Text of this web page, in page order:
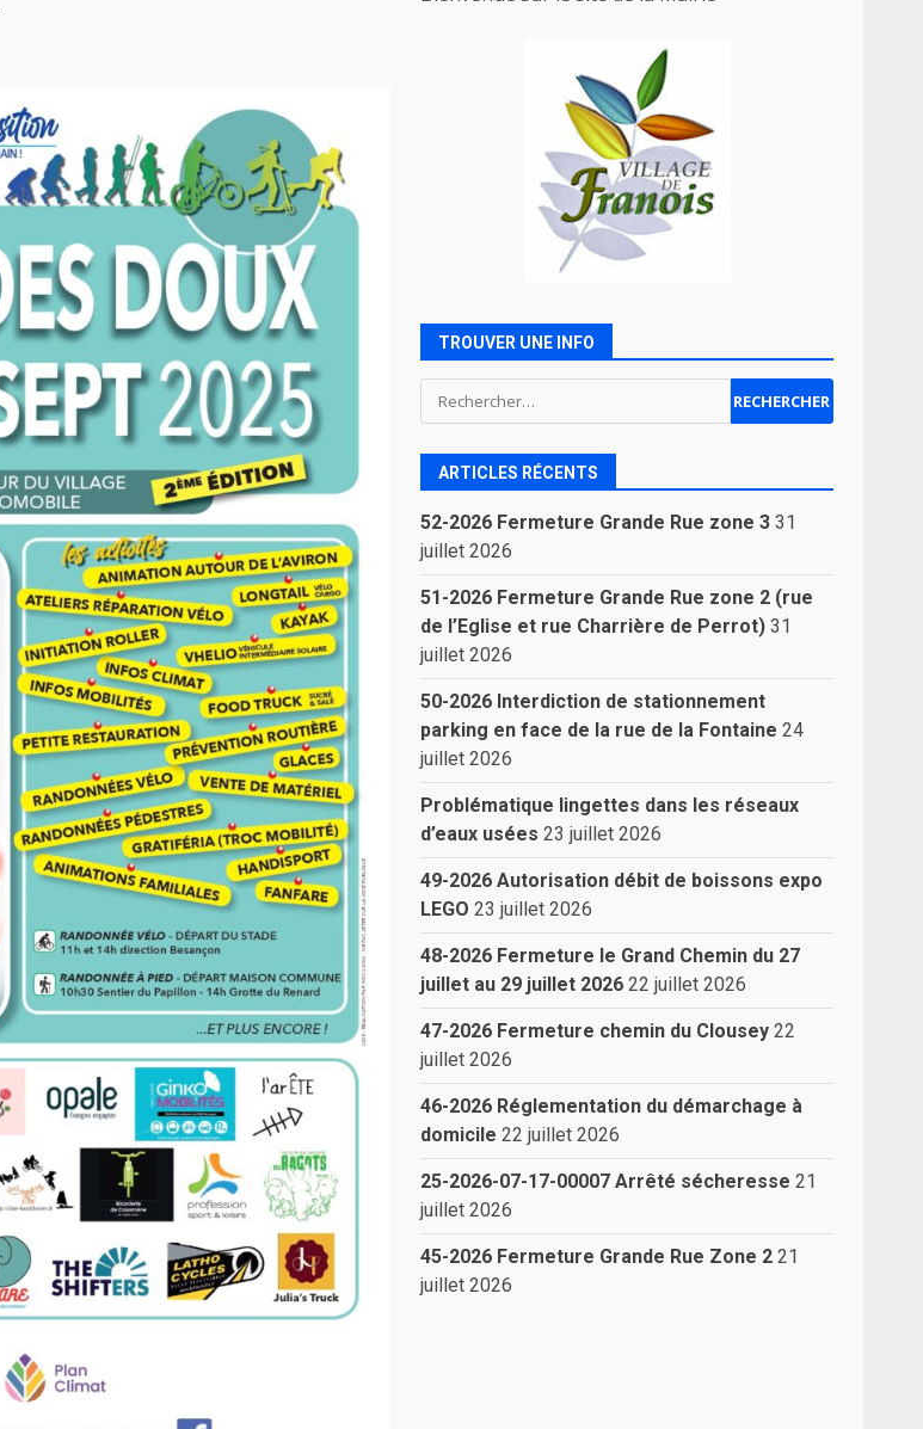
TROUVER UNE INFO
Rechercher :
ARTICLES RÉCENTS
52-2026 Fermeture Grande Rue zone 3 31
juillet 2026
51-2026 Fermeture Grande Rue zone 2 (rue
de l’Eglise et rue Charrière de Perrot) 31
juillet 2026
50-2026 Interdiction de stationnement
parking en face de la rue de la Fontaine 24
juillet 2026
Problématique lingettes dans les réseaux
d’eaux usées 23 juillet 2026
49-2026 Autorisation débit de boissons expo
LEGO 23 juillet 2026
48-2026 Fermeture le Grand Chemin du 27
juillet au 29 juillet 2026 22 juillet 2026
47-2026 Fermeture chemin du Clousey 22
juillet 2026
46-2026 Réglementation du démarchage à
domicile 22 juillet 2026
25-2026-07-17-00007 Arrêté sécheresse 21
juillet 2026
45-2026 Fermeture Grande Rue Zone 2 21
juillet 2026